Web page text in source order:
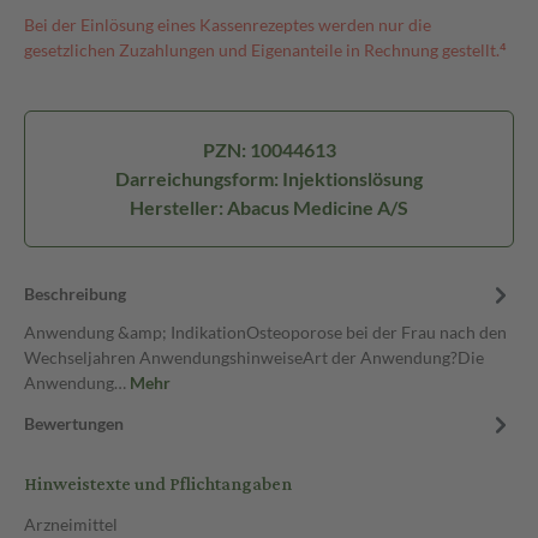
Bei der Einlösung eines Kassenrezeptes werden nur die
gesetzlichen Zuzahlungen und Eigenanteile in Rechnung gestellt.⁴
PZN: 10044613
Darreichungsform: Injektionslösung
Hersteller: Abacus Medicine A/S
Beschreibung
Anwendung &amp; IndikationOsteoporose bei der Frau nach den
Wechseljahren AnwendungshinweiseArt der Anwendung?Die
Anwendung… Mehr
Bewertungen
Hinweistexte und Pflichtangaben
Arzneimittel